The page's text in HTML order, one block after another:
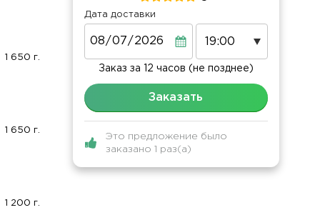
1 650 г.
1 650 г.
1 200 г.
Дата доставки
Заказ за 12 часов (не позднее)
Заказать
Это предложение было
заказано 1 раз(а)